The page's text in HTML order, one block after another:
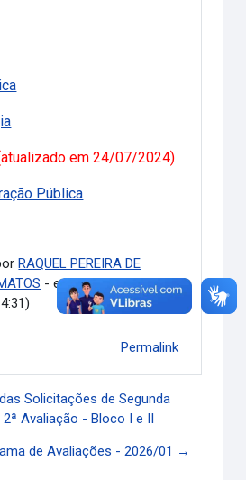
em 24/07/2024)
Pública
RAQUEL PEREIRA DE
- envio original terça, 9
Permalink
Solicitações de Segunda
Avaliação - Bloco I e II
de Avaliações - 2026/01 →